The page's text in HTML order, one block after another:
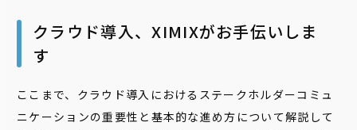
クラウド導入、XIMIXがお手伝いしま
す
ここまで、クラウド導入におけるステークホルダーコミュ
ニケーションの重要性と基本的な進め方について解説して